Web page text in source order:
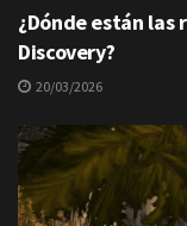
¿Dónde están las
Discovery?
20/03/2026